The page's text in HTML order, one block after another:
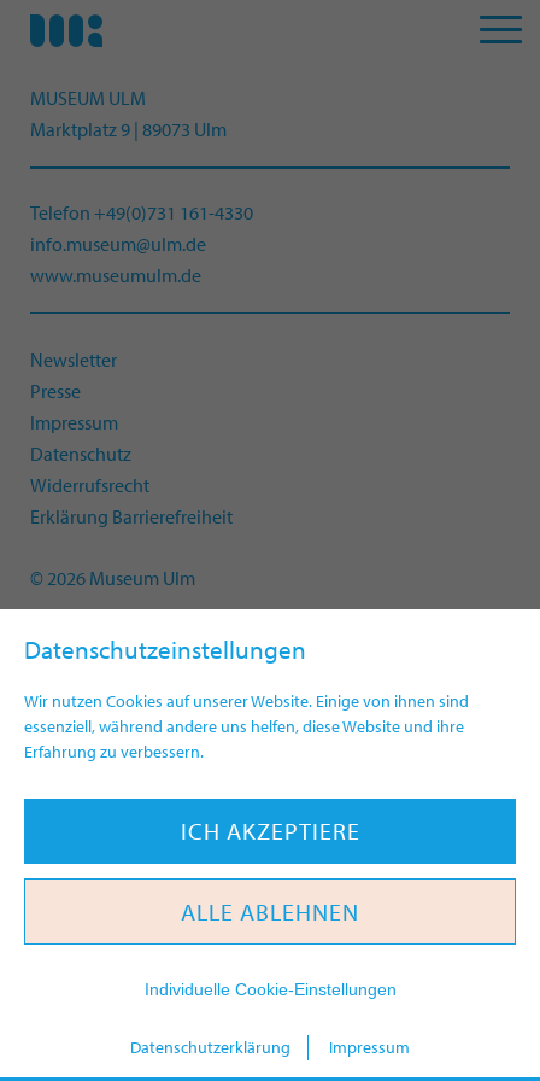
Datenschutzeinstellungen
Wir nutzen Cookies auf unserer Website. Einige von ihnen sind
essenziell, während andere uns helfen, diese Website und ihre
Erfahrung zu verbessern.
ICH AKZEPTIERE
ALLE ABLEHNEN
Individuelle Cookie-Einstellungen
Datenschutzerklärung Impressum
MUSEUM ULM
Marktplatz 9 | 89073 Ulm
Telefon +49(0)731 161-4330
info.museum@ulm.de
www.museumulm.de
Newsletter
Presse
Impressum
Datenschutz
Widerrufsrecht
Erklärung Barrierefreiheit
© 2026 Museum Ulm